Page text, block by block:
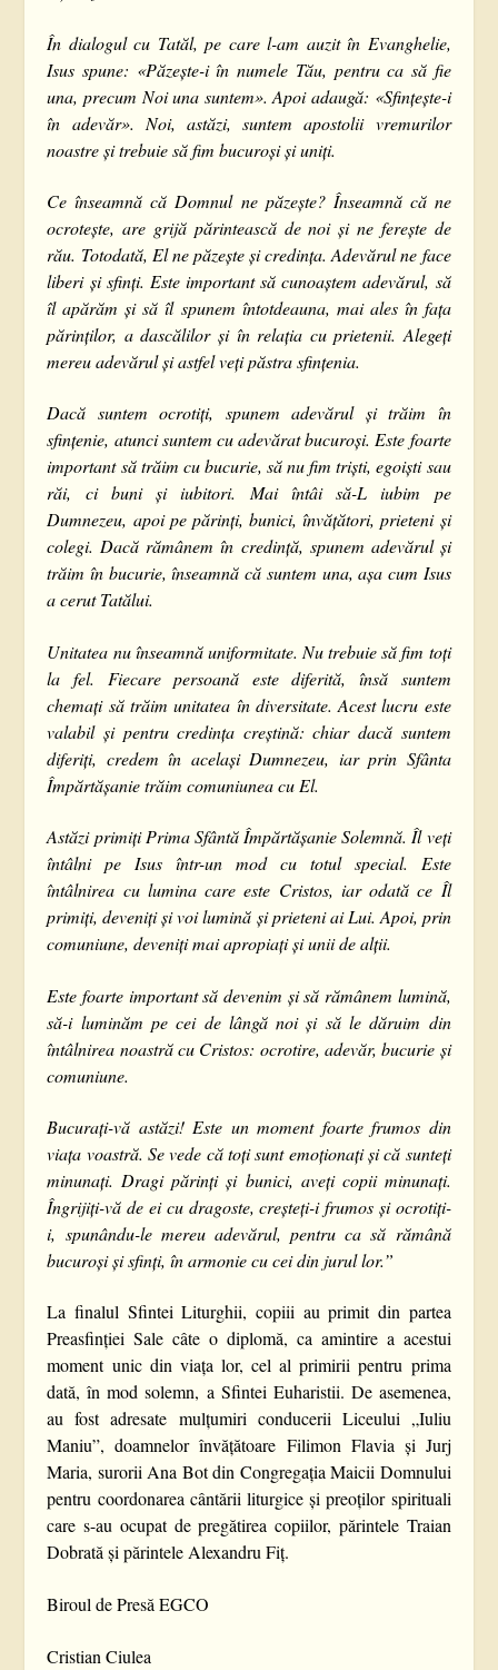
În dialogul cu Tatăl, pe care l-am auzit în Evanghelie,
Isus spune: «Păzește-i în numele Tău, pentru ca să fie
una, precum Noi una suntem». Apoi adaugă: «Sfințește-i
în adevăr». Noi, astăzi, suntem apostolii vremurilor
noastre și trebuie să fim bucuroși și uniți.
Ce înseamnă că Domnul ne păzește? Înseamnă că ne
ocrotește, are grijă părintească de noi și ne ferește de
rău. Totodată, El ne păzește și credința. Adevărul ne face
liberi și sfinți. Este important să cunoaștem adevărul, să
îl apărăm și să îl spunem întotdeauna, mai ales în fața
părinților, a dascălilor și în relația cu prietenii. Alegeți
mereu adevărul și astfel veți păstra sfințenia.
Dacă suntem ocrotiți, spunem adevărul și trăim în
sfințenie, atunci suntem cu adevărat bucuroși. Este foarte
important să trăim cu bucurie, să nu fim triști, egoiști sau
răi, ci buni și iubitori. Mai întâi să-L iubim pe
Dumnezeu, apoi pe părinți, bunici, învățători, prieteni și
colegi. Dacă rămânem în credință, spunem adevărul și
trăim în bucurie, înseamnă că suntem una, așa cum Isus
a cerut Tatălui.
Unitatea nu înseamnă uniformitate. Nu trebuie să fim toți
la fel. Fiecare persoană este diferită, însă suntem
chemați să trăim unitatea în diversitate. Acest lucru este
valabil și pentru credința creștină: chiar dacă suntem
diferiți, credem în același Dumnezeu, iar prin Sfânta
Împărtășanie trăim comuniunea cu El.
Astăzi primiți Prima Sfântă Împărtășanie Solemnă. Îl veți
întâlni pe Isus într-un mod cu totul special. Este
întâlnirea cu lumina care este Cristos, iar odată ce Îl
primiți, deveniți și voi lumină și prieteni ai Lui. Apoi, prin
comuniune, deveniți mai apropiați și unii de alții.
Este foarte important să devenim și să rămânem lumină,
să-i luminăm pe cei de lângă noi și să le dăruim din
întâlnirea noastră cu Cristos: ocrotire, adevăr, bucurie și
comuniune.
Bucurați-vă astăzi! Este un moment foarte frumos din
viața voastră. Se vede că toți sunt emoționați și că sunteți
minunați. Dragi părinți și bunici, aveți copii minunați.
Îngrijiți-vă de ei cu dragoste, creșteți-i frumos și ocrotiți-
i, spunându-le mereu adevărul, pentru ca să rămână
bucuroși și sfinți, în armonie cu cei din jurul lor.”
La finalul Sfintei Liturghii, copiii au primit din partea
Preasfinției Sale câte o diplomă, ca amintire a acestui
moment unic din viața lor, cel al primirii pentru prima
dată, în mod solemn, a Sfintei Euharistii. De asemenea,
au fost adresate mulțumiri conducerii Liceului „Iuliu
Maniu”, doamnelor învățătoare Filimon Flavia și Jurj
Maria, surorii Ana Bot din Congregația Maicii Domnului
pentru coordonarea cântării liturgice și preoților spirituali
care s-au ocupat de pregătirea copiilor, părintele Traian
Dobrată și părintele Alexandru Fiț.
Biroul de Presă EGCO
Cristian Ciulea